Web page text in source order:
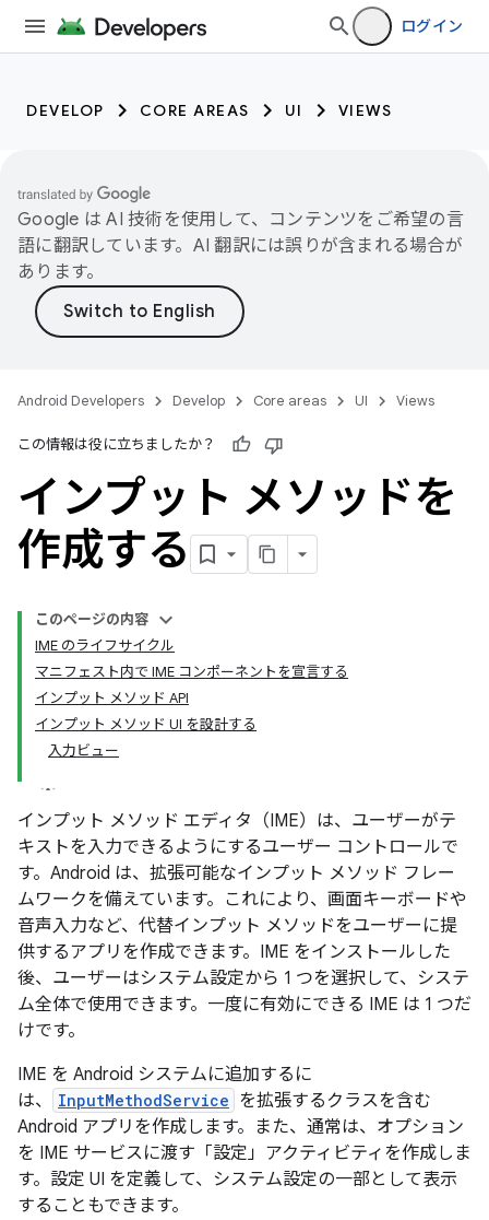
ログイン
DEVELOP CORE AREAS UI VIEWS
Google は AI 技術を使用して、コンテンツをご希望の言
語に翻訳しています。AI 翻訳には誤りが含まれる場合が
あります。
Android Developers Develop Core areas UI Views
この情報は役に立ちましたか？
インプット メソッドを
作成する
このページの内容
IME のライフサイクル
マニフェスト内で IME コンポーネントを宣言する
インプット メソッド API
インプット メソッド UI を設計する
入力ビュー
インプット メソッド エディタ（IME）は、ユーザーがテ
キストを入力できるようにするユーザー コントロールで
す。Android は、拡張可能なインプット メソッド フレー
ムワークを備えています。これにより、画面キーボードや
音声入力など、代替インプット メソッドをユーザーに提
供するアプリを作成できます。IME をインストールした
後、ユーザーはシステム設定から 1 つを選択して、システ
ム全体で使用できます。一度に有効にできる IME は 1 つだ
けです。
IME を Android システムに追加するに
は、
InputMethodService を拡張するクラスを含む
Android アプリを作成します。また、通常は、オプション
を IME サービスに渡す「設定」アクティビティを作成しま
す。設定 UI を定義して、システム設定の一部として表示
することもできます。